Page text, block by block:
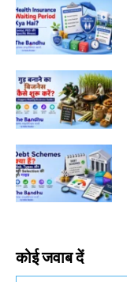
कोई जवाब दें